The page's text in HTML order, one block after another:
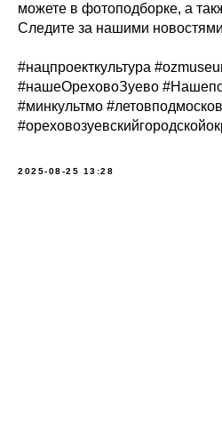
можете в фотоподборке, а
Следите за нашими
#нацпроекткультура
#нашеОреховоЗуево
#минкультмо
2025-08-25 13:28